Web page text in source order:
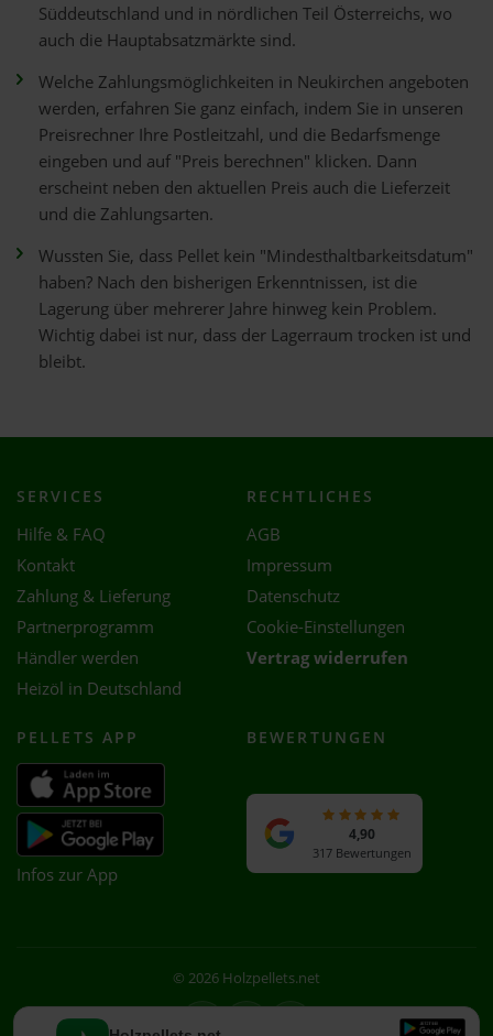
Süddeutschland und in nördlichen Teil Österreichs, wo
auch die Hauptabsatzmärkte sind.
Welche Zahlungsmöglichkeiten in Neukirchen angeboten
werden, erfahren Sie ganz einfach, indem Sie in unseren
Preisrechner Ihre Postleitzahl, und die Bedarfsmenge
eingeben und auf "Preis berechnen" klicken. Dann
erscheint neben den aktuellen Preis auch die Lieferzeit
und die Zahlungsarten.
Wussten Sie, dass Pellet kein "Mindesthaltbarkeitsdatum"
haben? Nach den bisherigen Erkenntnissen, ist die
Lagerung über mehrerer Jahre hinweg kein Problem.
Wichtig dabei ist nur, dass der Lagerraum trocken ist und
bleibt.
SERVICES
Hilfe & FAQ
Kontakt
Zahlung & Lieferung
Partnerprogramm
Händler werden
Heizöl in Deutschland
RECHTLICHES
AGB
Impressum
Datenschutz
Cookie-Einstellungen
Vertrag widerrufen
PELLETS APP
Infos zur App
BEWERTUNGEN
4,90
317 Bewertungen
© 2026 Holzpellets.net
Facebook